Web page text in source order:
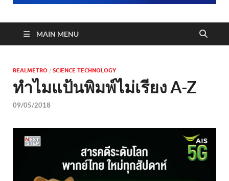
MAIN MENU
REALMETRO / SCIENCE TECHNOLOGY
ทำไมแป้นพิมพ์ไม่เรียง A-Z
09/05/2018